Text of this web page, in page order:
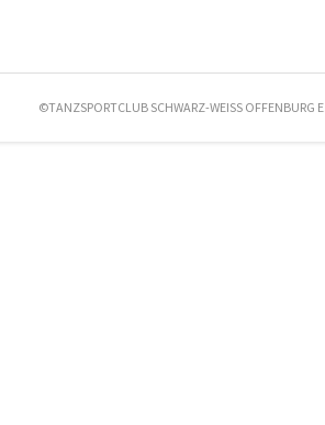
©TANZSPORTCLUB SCHWARZ-WEISS OFFENBURG